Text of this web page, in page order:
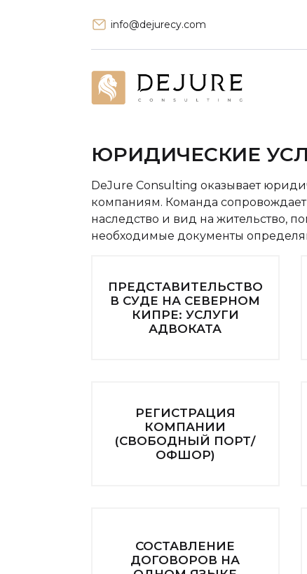
info@dejurecy.com
ЮРИДИЧЕСКИЕ
DeJure Consulting оказывает
компаниям. Команда
наследство и вид на жительство,
необходимые документы
ПРЕДСТАВИТЕЛЬСТВО
В СУДЕ НА СЕВЕРНОМ
КИПРЕ: УСЛУГИ
АДВОКАТА
РЕГИСТРАЦИЯ
КОМПАНИИ
(СВОБОДНЫЙ ПОРТ/
ОФШОР)
СОСТАВЛЕНИЕ
ДОГОВОРОВ НА